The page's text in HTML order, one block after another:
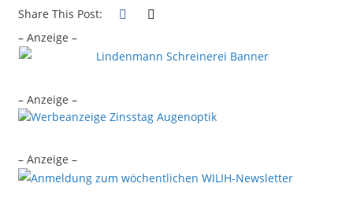
Share This Post:
– Anzeige –
– Anzeige –
– Anzeige –